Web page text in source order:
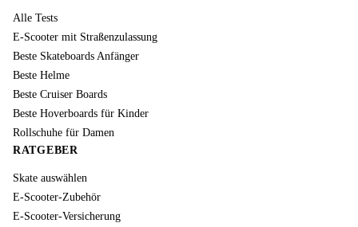
Alle Tests
E-Scooter mit Straßenzulassung
Beste Skateboards Anfänger
Beste Helme
Beste Cruiser Boards
Beste Hoverboards für Kinder
Rollschuhe für Damen
RATGEBER
Skate auswählen
E-Scooter-Zubehör
E-Scooter-Versicherung